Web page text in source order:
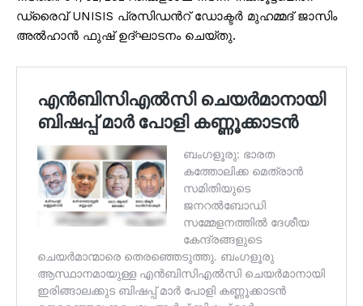
ഡ്രൈവ് UNISIS പ്രസിഡൻറ് ഡോക്ടർ മുഹമ്മദ് ജാസിം
അൽഹാൻ ഫുഷ് ഉദ്ഘാടനം ചെയ്തു.